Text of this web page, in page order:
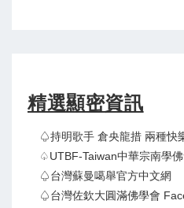
精選顯密資訊
♤持明歌手 倉央龍措 兩種快
♤UTBF-Taiwan中華宗南學
♤台灣蘇曼噶舉官方中文網
♤台灣佐欽大圓滿佛學會